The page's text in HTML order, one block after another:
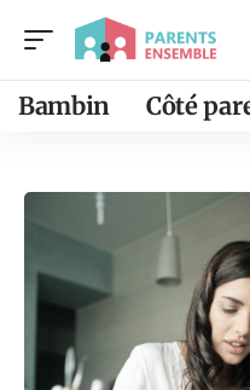
Bambin Côté